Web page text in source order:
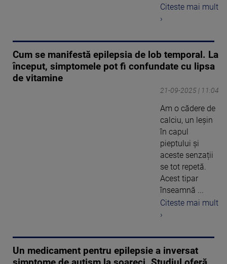
Citeste mai mult
›
Cum se manifestă epilepsia de lob temporal. La
început, simptomele pot fi confundate cu lipsa
de vitamine
21-09-2025 | 11:04
Am o cădere de
calciu, un leșin
în capul
pieptului și
aceste senzații
se tot repetă.
Acest tipar
înseamnă ...
Citeste mai mult
›
Un medicament pentru epilepsie a inversat